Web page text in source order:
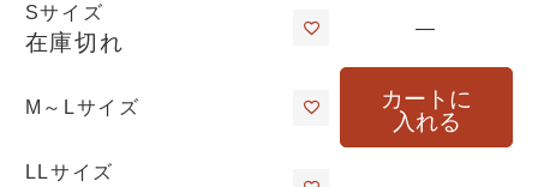
Sサイズ
在庫切れ
—
M～Lサイズ
カートに
入れる
LLサイズ